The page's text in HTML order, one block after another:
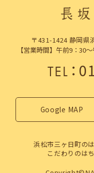
〒431-1424 静岡県
【営業時間】午前9：30
TEL：
Google MAP
浜松市三ヶ日町の
こだわりのは